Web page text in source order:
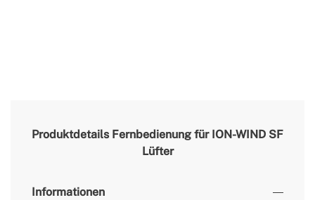
Produktdetails Fernbedienung für ION-WIND SF
Lüfter
Informationen